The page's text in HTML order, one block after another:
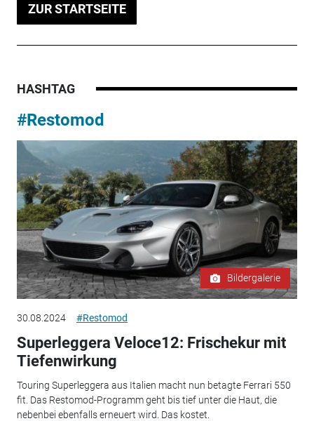
ZUR STARTSEITE
HASHTAG
#Restomod
Bildergalerie
30.08.2024 #Restomod
Superleggera Veloce12: Frischekur mit
Tiefenwirkung
Touring Superleggera aus Italien macht nun betagte Ferrari 550
fit. Das Restomod-Programm geht bis tief unter die Haut, die
nebenbei ebenfalls erneuert wird. Das kostet.